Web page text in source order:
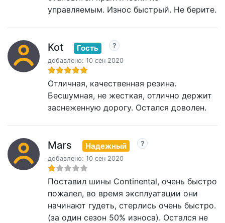
управляемым. Износ быстрый. Не берите.
Kot Гость
добавлено: 10 сен 2020
Отличная, качественная резина.
Бесшумная, не жесткая, отлично держит
заснеженную дорогу. Остался доволен.
Mars Надежный
добавлено: 10 сен 2020
Поставил шины Continental, очень быстро
пожалел, во время эксплуатации они
начинают гудеть, стерлись очень быстро.
(за один сезон 50% износа). Остался не